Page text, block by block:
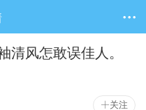
风怎敢误佳人。
关注